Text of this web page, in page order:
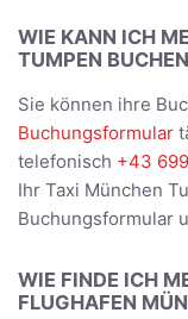
WIE KANN ICH
TUMPEN
Sie können ihre
Buchungsformular
telefonisch +43
Ihr Taxi München
Buchungsformular
WIE FINDE ICH
FLUGHAFEN